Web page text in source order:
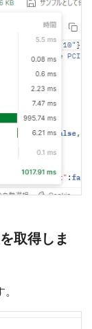
取得しま